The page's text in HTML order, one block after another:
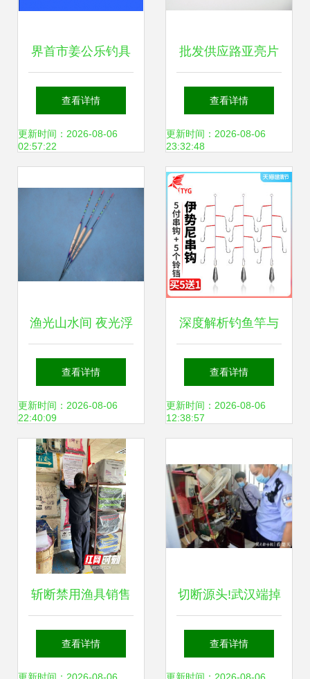
界首市姜公乐钓具
匠心渔具，乐享垂
钓人生
查看详情
更新时间：2026-08-06
02:57:22
批发供应路亚亮片
选择威斯特渔具的
三大优势
查看详情
更新时间：2026-08-06
23:32:48
渔光山水间 夜光浮
漂技术如何革新传
统钓鱼体验
查看详情
更新时间：2026-08-06
22:40:09
深度解析钓鱼竿与
海钓线选购技巧，
助您渔获翻倍！
查看详情
更新时间：2026-08-06
12:38:57
斩断禁用渔具销售
渠道 长沙多部门联
查看详情
切断源头!武汉端掉
最大一个销售禁用
查看详情